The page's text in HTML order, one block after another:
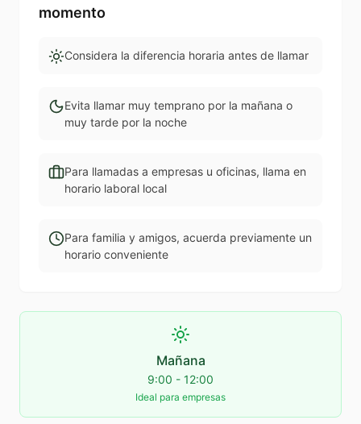
momento
Considera la diferencia horaria antes de llamar
Evita llamar muy temprano por la mañana o
muy tarde por la noche
Para llamadas a empresas u oficinas, llama en
horario laboral local
Para familia y amigos, acuerda previamente un
horario conveniente
Mañana
9:00 - 12:00
Ideal para empresas